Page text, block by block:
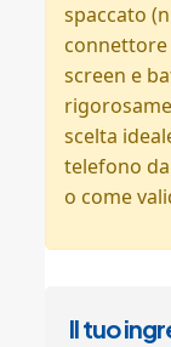
spaccato
screen e
scelta
telefono
o come
Il tuo